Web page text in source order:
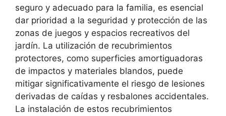
seguro y adecuado para la familia, es esencial
dar prioridad a la seguridad y protección de las
zonas de juegos y espacios recreativos del
jardín. La utilización de recubrimientos
protectores, como superficies amortiguadoras
de impactos y materiales blandos, puede
mitigar significativamente el riesgo de lesiones
derivadas de caídas y resbalones accidentales.
La instalación de estos recubrimientos